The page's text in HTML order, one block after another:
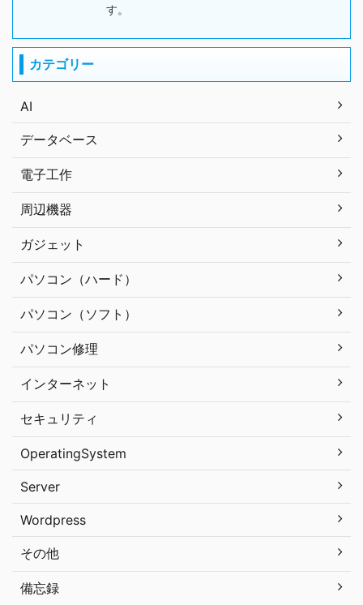
す。
カテゴリー
AI
データベース
電子工作
周辺機器
ガジェット
パソコン（ハード）
パソコン（ソフト）
パソコン修理
インターネット
セキュリティ
OperatingSystem
Server
Wordpress
その他
備忘録